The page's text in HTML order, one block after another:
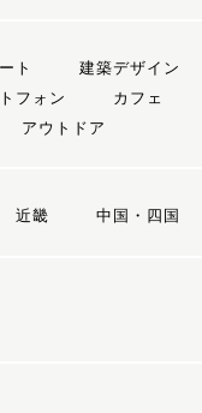
ト 建築デザイン
フォン カフェ
アウトドア
近畿 中国・四国